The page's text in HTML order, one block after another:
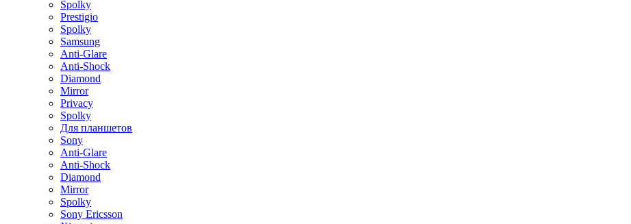
Spolky
Prestigio
Spolky
Samsung
Anti-Glare
Anti-Shock
Diamond
Mirror
Privacy
Spolky
Для планшетов
Sony
Anti-Glare
Anti-Shock
Diamond
Mirror
Spolky
Sony Ericsson